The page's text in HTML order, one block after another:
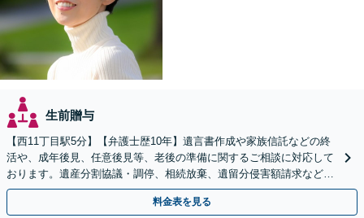
生前贈与
【西11丁目駅5分】【弁護士歴10年】遺言書作成や家族信託などの終
活や、成年後見、任意後見等、老後の準備に関するご相談に対応して
おります。遺産分割協議・調停、相続放棄、遺留分侵害額請求など
も、お任せください。【初回相談無料】【Web面談可】
料金表を見る